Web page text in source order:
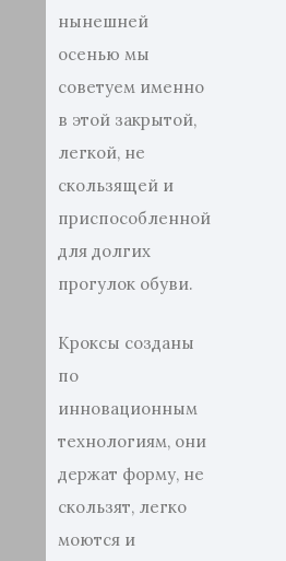
нынешней
осенью мы
советуем именно
в этой закрытой,
легкой, не
скользящей и
приспособленной
для долгих
прогулок обуви.
Кроксы созданы
по
инновационным
технологиям, они
держат форму, не
скользят, легко
моются и